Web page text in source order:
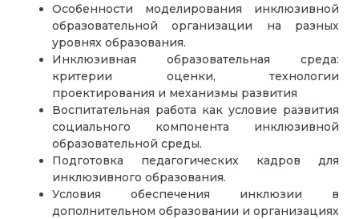
Особенности моделирования инклюзивной
образовательной организации на разных
уровнях образования.
Инклюзивная образовательная среда:
критерии оценки, технологии
проектирования и механизмы развития
Воспитательная работа как условие развития
социального компонента инклюзивной
образовательной среды.
Подготовка педагогических кадров для
инклюзивного образования.
Условия обеспечения инклюзии в
дополнительном образовании и организациях